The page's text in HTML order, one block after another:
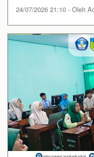
24/07/2026 21:10 - Oleh